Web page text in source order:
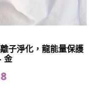
子淨化，龍能量保護
金